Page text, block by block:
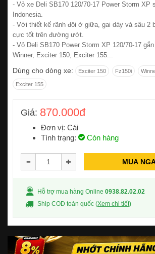
- Vỏ xe Deli SB170 120/70-17 Power Storm XP
Indonesia.
- Với thiết kế rãnh đôi ở giữa, gai dày và sâu 2
cực tốt trên đường ướt.
- Vỏ Deli SB170 Power Storm XP 120/70-17
Winner, Exciter 150, Exciter 155...
Dùng cho dòng xe: Exciter 150 Fz150i
Exciter 155
Giá: 870.000đ
Đơn vị: Cái
Tình trạng:
Còn hàng
MUA
Hỗ trợ mua hàng Online 0938.82.02.02
Ship COD toàn quốc (Xem chi tiết)